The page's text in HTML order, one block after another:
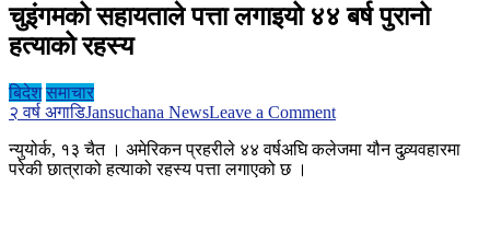
चुइंगमको सहायताले पत्ता लगाइयो ४४ बर्ष पुरानो
हत्याको रहस्य
बिदेश समाचार
२ वर्ष अगाडिJansuchana NewsLeave a Commenton
सहायताले
न्युयोर्क, १३ चैत । अमेरिकन प्रहरीले ४४ वर्षअघि कलेजमा यौन दुव्र्यवहारमा
परेकी छात्राको हत्याको रहस्य पत्ता लगाएको छ ।